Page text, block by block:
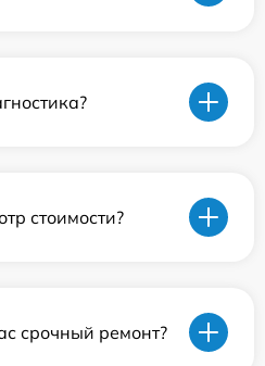
стоимости?
срочный ремонт?